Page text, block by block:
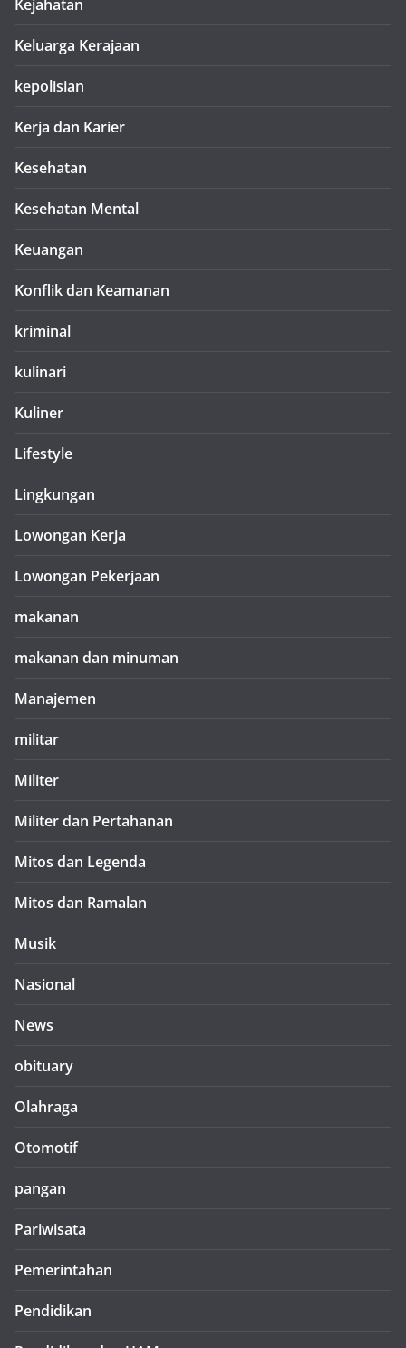
Kejahatan
Keluarga Kerajaan
kepolisian
Kerja dan Karier
Kesehatan
Kesehatan Mental
Keuangan
Konflik dan Keamanan
kriminal
kulinari
Kuliner
Lifestyle
Lingkungan
Lowongan Kerja
Lowongan Pekerjaan
makanan
makanan dan minuman
Manajemen
militar
Militer
Militer dan Pertahanan
Mitos dan Legenda
Mitos dan Ramalan
Musik
Nasional
News
obituary
Olahraga
Otomotif
pangan
Pariwisata
Pemerintahan
Pendidikan